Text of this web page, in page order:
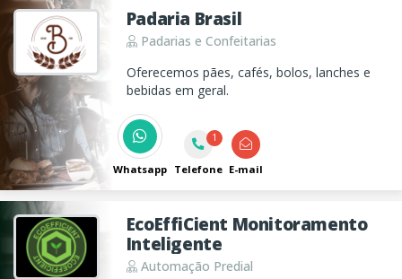
Padaria Brasil
Padarias e Confeitarias
Oferecemos pães, cafés, bolos, lanches e
bebidas em geral.
Whatsapp
1
Telefone E-mail
EcoEffiCient Monitoramento
Inteligente
Automação Predial